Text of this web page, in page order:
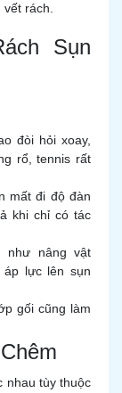
rách.
Sụn
đòi hỏi xoay,
rổ, tennis rất
mất đi độ đàn
khi chỉ có tác
như nâng vật
áp lực lên sụn
gối cũng làm
nhau tùy thuộc